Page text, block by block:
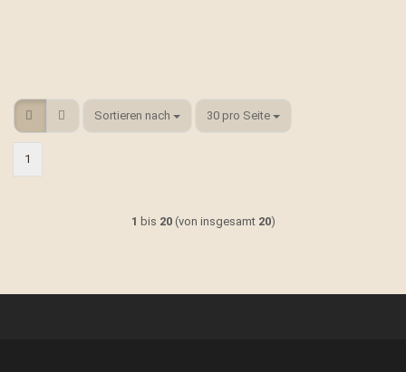
Sortieren nach
Sortieren nach 30 pro Seite
pro Seite
1
1 bis 20(von insgesamt 20)